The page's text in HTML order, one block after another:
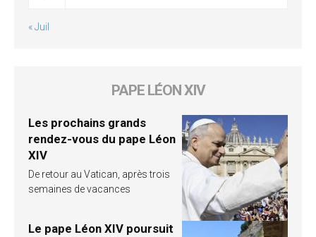
« Juil
PAPE LÉON XIV
Les prochains grands
rendez-vous du pape Léon
XIV
De retour au Vatican, après trois
semaines de vacances
Le pape Léon XIV poursuit